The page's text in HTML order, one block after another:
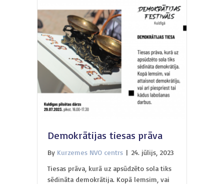
Demokrātijas tiesas prāva
By Kurzemes NVO centrs | 24. jūlijs, 2023
Tiesas prāva, kurā uz apsūdzēto sola tiks
sēdināta demokrātija. Kopā lemsim, vai